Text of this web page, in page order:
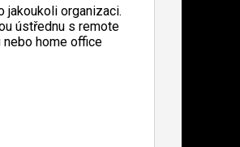
jakoukoli organizaci.
ústřednu s remote
nebo home office